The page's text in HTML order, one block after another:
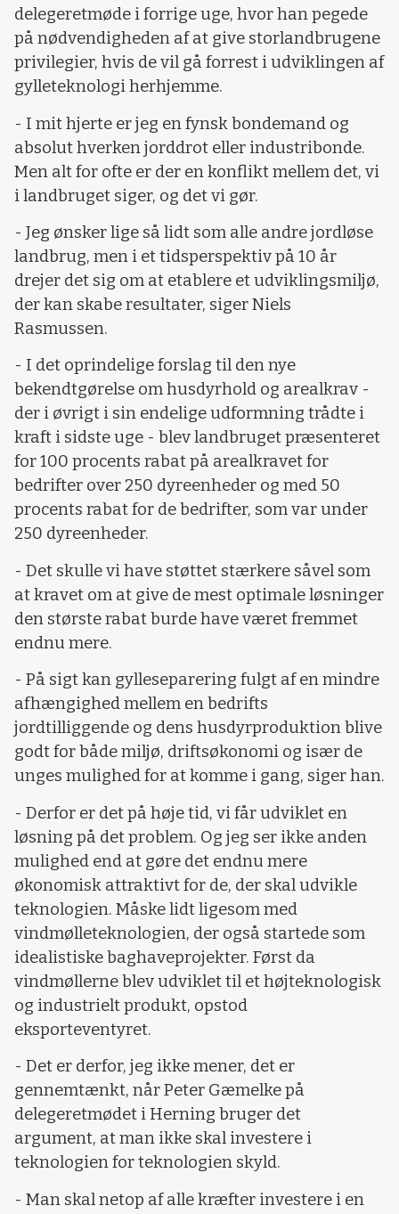
delegeretmøde i forrige uge, hvor han pegede
på nødvendigheden af at give storlandbrugene
privilegier, hvis de vil gå forrest i udviklingen af
gylleteknologi herhjemme.
- I mit hjerte er jeg en fynsk bondemand og
absolut hverken jorddrot eller industribonde.
Men alt for ofte er der en konflikt mellem det, vi
i landbruget siger, og det vi gør.
- Jeg ønsker lige så lidt som alle andre jordløse
landbrug, men i et tidsperspektiv på 10 år
drejer det sig om at etablere et udviklingsmiljø,
der kan skabe resultater, siger Niels
Rasmussen.
- I det oprindelige forslag til den nye
bekendtgørelse om husdyrhold og arealkrav -
der i øvrigt i sin endelige udformning trådte i
kraft i sidste uge - blev landbruget præsenteret
for 100 procents rabat på arealkravet for
bedrifter over 250 dyreenheder og med 50
procents rabat for de bedrifter, som var under
250 dyreenheder.
- Det skulle vi have støttet stærkere såvel som
at kravet om at give de mest optimale løsninger
den største rabat burde have været fremmet
endnu mere.
- På sigt kan gylleseparering fulgt af en mindre
afhængighed mellem en bedrifts
jordtilliggende og dens husdyrproduktion blive
godt for både miljø, driftsøkonomi og især de
unges mulighed for at komme i gang, siger han.
- Derfor er det på høje tid, vi får udviklet en
løsning på det problem. Og jeg ser ikke anden
mulighed end at gøre det endnu mere
økonomisk attraktivt for de, der skal udvikle
teknologien. Måske lidt ligesom med
vindmølleteknologien, der også startede som
idealistiske baghaveprojekter. Først da
vindmøllerne blev udviklet til et højteknologisk
og industrielt produkt, opstod
eksporteventyret.
- Det er derfor, jeg ikke mener, det er
gennemtænkt, når Peter Gæmelke på
delegeretmødet i Herning bruger det
argument, at man ikke skal investere i
teknologien for teknologien skyld.
- Man skal netop af alle kræfter investere i en